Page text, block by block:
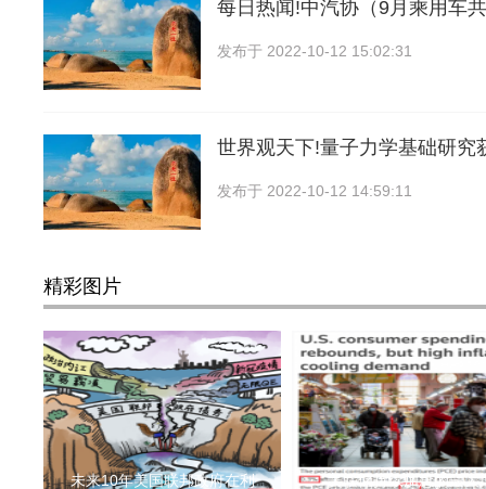
每日热闻!中汽协（9月乘用车
发布于 2022-10-12 15:02:31
世界观天下!量子力学基础研究
发布于 2022-10-12 14:59:11
精彩图片
未来10年美国联邦政府在利 美联储持续加息的最大